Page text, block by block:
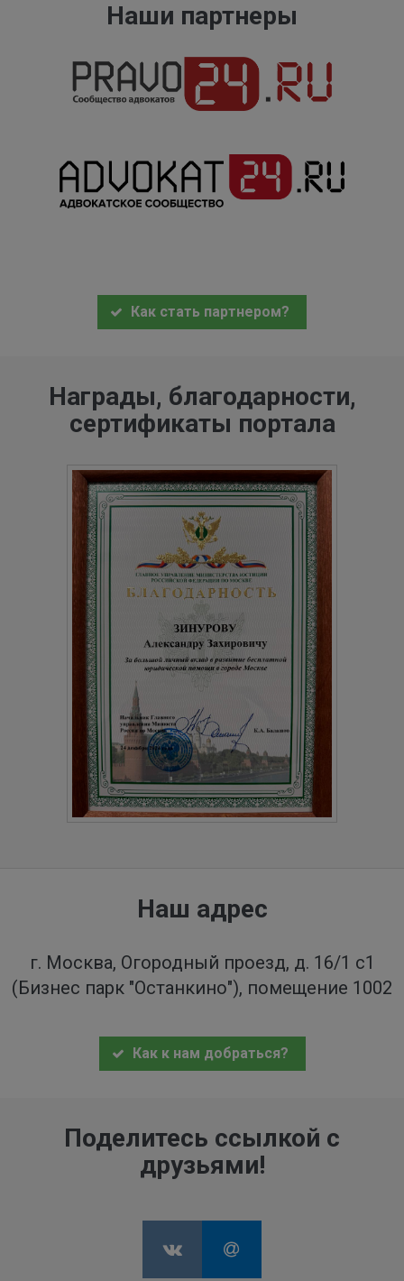
Наши партнеры
Как стать партнером?
Награды, благодарности,
сертификаты портала
Наш адрес
г. Москва, Огородный проезд, д. 16/1 с1
(Бизнес парк "Останкино"), помещение 1002
Как к нам добраться?
Поделитесь ссылкой с
друзьями!